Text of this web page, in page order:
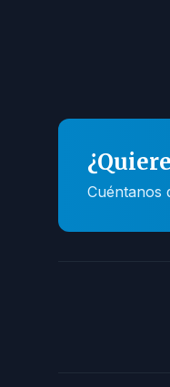
Cuéntanos